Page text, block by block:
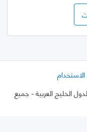
- جميع